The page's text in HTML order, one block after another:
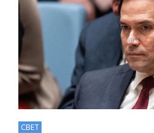
СВЕТ